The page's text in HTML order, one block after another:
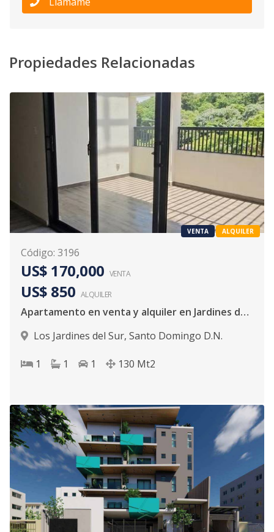
Propiedades Relacionadas
VENTA ALQUILER
Código: 3196
US$ 170,000 VENTA
US$ 850 ALQUILER
Apartamento en venta y alquiler en Jardines del Sur
Los Jardines del Sur, Santo Domingo D.N.
1 1 1 130 Mt2